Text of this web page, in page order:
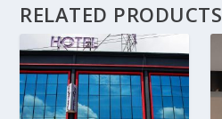
RELATED PRODUCTS